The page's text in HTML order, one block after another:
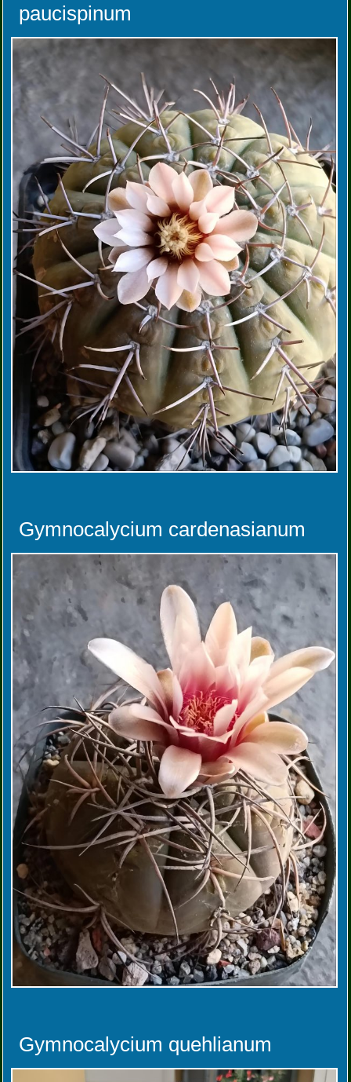
paucispinum
Gymnocalycium cardenasianum
Gymnocalycium quehlianum